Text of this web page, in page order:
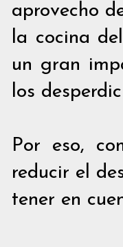
aprovecho
la cocina
un gran
los
Por eso,
reducir el
tener en